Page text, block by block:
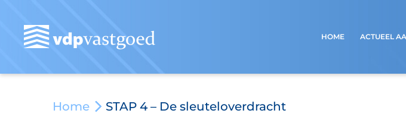
HOME ACTUEEL
Home STAP 4 – De sleuteloverdracht